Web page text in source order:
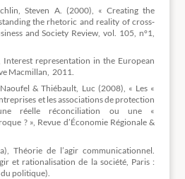
Steven A. (2000), « Creating the
the rhetoric and reality of cross‐
and Society Review, vol. 105, n°1,
representation in the European
Macmillan, 2011.
& Thiébault, Luc (2008), « Les «
et les associations de protection
réelle réconciliation ou une «
? », Revue d’Économie Régionale &
Théorie de l’agir communicationnel.
et rationalisation de la société, Paris :
politique).